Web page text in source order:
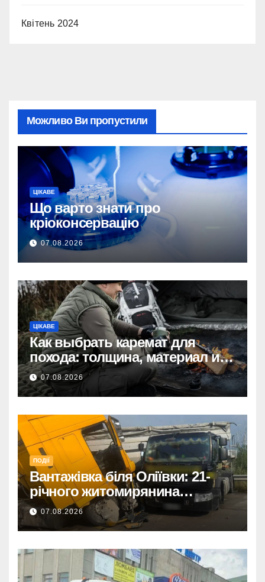
Квітень 2024
Можливо Ви пропустили
ЦІКАВЕ
Що варто знати про
кріоконсервацію
07.08.2026
ЦІКАВЕ
Как выбрать каремат для
похода: толщина, материал и
размер
07.08.2026
ПОДІЇ
Вантажівка біля Оліївки: 21-
річного житомирянина
травмовано
07.08.2026